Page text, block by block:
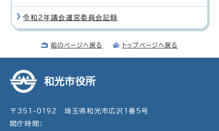
令和2年議会運営委員会記録
前のページへ戻る トップページへ戻る
和光市役所
〒351-0192 埼玉県和光市広沢1番5号
開庁時間：